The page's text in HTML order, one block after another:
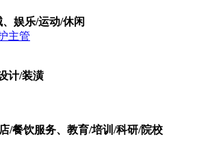
娱乐/运动/休闲
主管
计/装潢
/餐饮服务、教育/培训/科研/院校